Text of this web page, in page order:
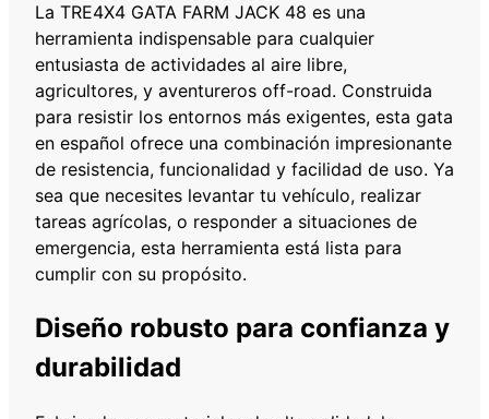
T
A
F
A
R
M
J
A
C
K
4
c
n
La TRE4X4 GATA FARM JACK 48 es una
herramienta indispensable para cualquier
entusiasta de actividades al aire libre,
agricultores, y aventureros off-road. Construida
para resistir los entornos más exigentes, esta gata
en español ofrece una combinación impresionante
de resistencia, funcionalidad y facilidad de uso. Ya
sea que necesites levantar tu vehículo, realizar
tareas agrícolas, o responder a situaciones de
emergencia, esta herramienta está lista para
cumplir con su propósito.
Diseño robusto para confianza y
durabilidad